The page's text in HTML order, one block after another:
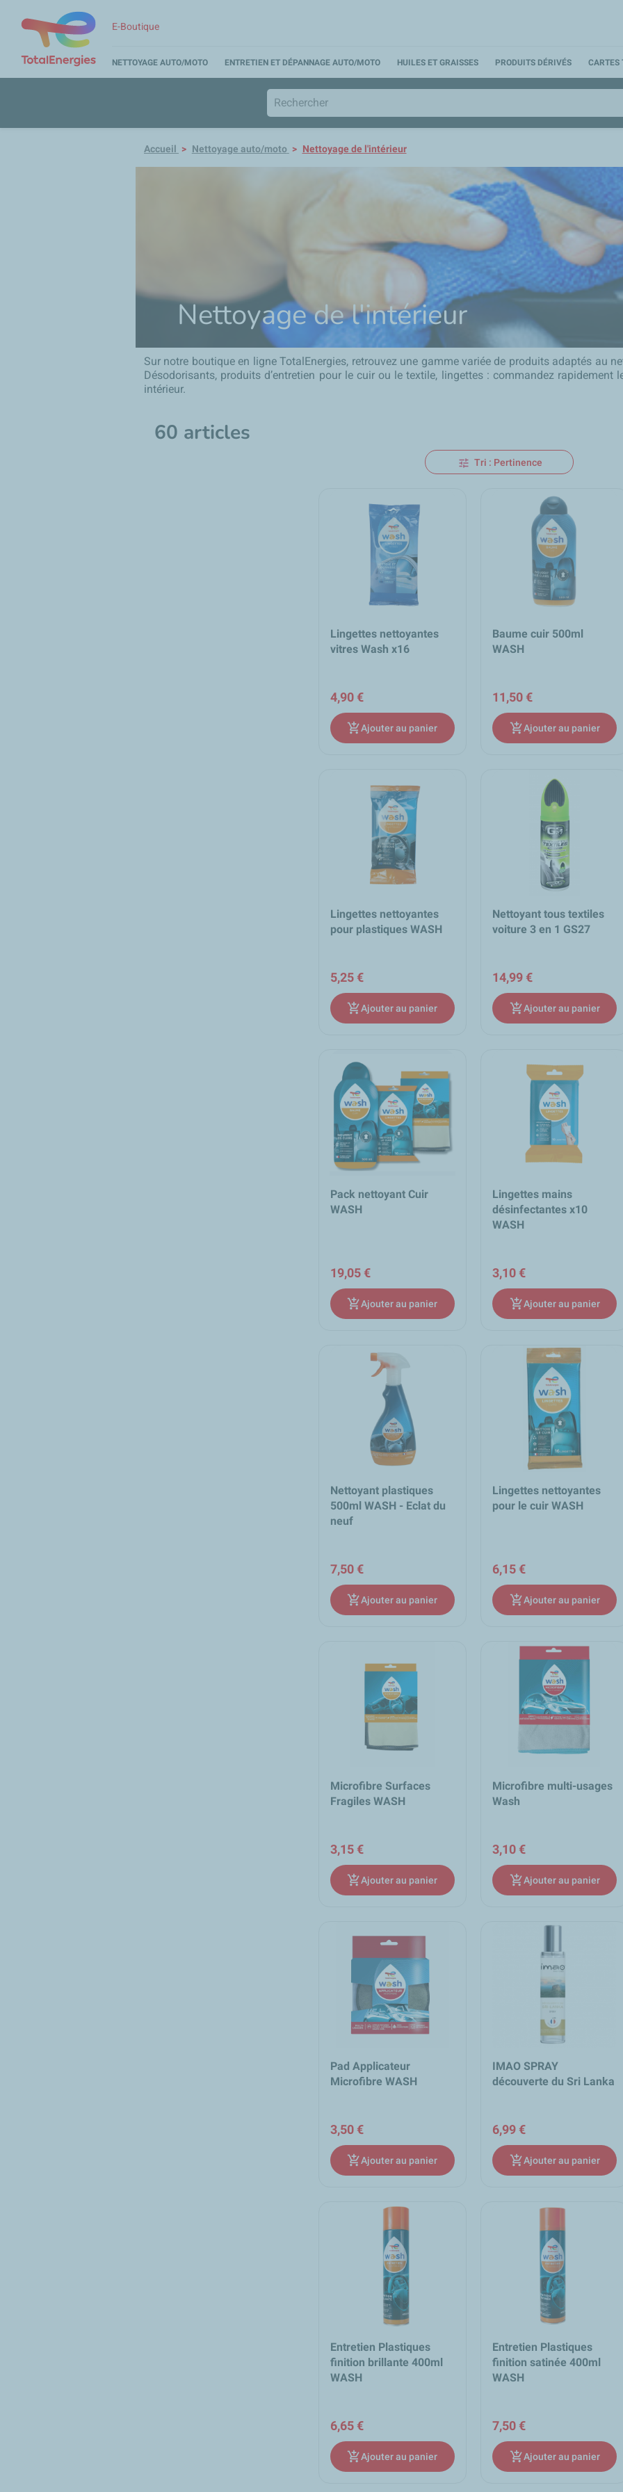
E-Boutique
NETTOYAGE AUTO/MOTO ENTRETIEN ET DÉPANNAGE AUTO/MOTO HUILES ET GRAISSES PRODUITS DÉRIVÉS CARTES
Accueil Nettoyage auto/moto Nettoyage de l'intérieur
Nettoyage de l'intérieur
Sur notre boutique en ligne TotalEnergies, retrouvez une gamme variée de produits adaptés au
Désodorisants, produits d’entretien pour le cuir ou le textile, lingettes : commandez rapidement
intérieur.
60 articles
Tri : Pertinence
Lingettes nettoyantes
vitres Wash x16
4,90 €
add_shopping_cartAjouter au panier
Baume cuir 500ml
WASH
11,50 €
add_shopping_cartAjouter au panier
Lingettes nettoyantes
pour plastiques WASH
5,25 €
add_shopping_cartAjouter au panier
Nettoyant tous textiles
voiture 3 en 1 GS27
14,99 €
add_shopping_cartAjouter au panier
Pack nettoyant Cuir
WASH
19,05 €
add_shopping_cartAjouter au panier
Lingettes mains
désinfectantes x10
WASH
3,10 €
add_shopping_cartAjouter au panier
Nettoyant plastiques
500ml WASH - Eclat du
neuf
7,50 €
add_shopping_cartAjouter au panier
Lingettes nettoyantes
pour le cuir WASH
6,15 €
add_shopping_cartAjouter au panier
Microfibre Surfaces
Fragiles WASH
3,15 €
add_shopping_cartAjouter au panier
Microfibre multi-usages
Wash
3,10 €
add_shopping_cartAjouter au panier
Pad Applicateur
Microfibre WASH
3,50 €
add_shopping_cartAjouter au panier
IMAO SPRAY
découverte du Sri Lanka
6,99 €
add_shopping_cartAjouter au panier
Entretien Plastiques
finition brillante 400ml
WASH
6,65 €
add_shopping_cartAjouter au panier
Entretien Plastiques
finition satinée 400ml
WASH
7,50 €
add_shopping_cartAjouter au panier